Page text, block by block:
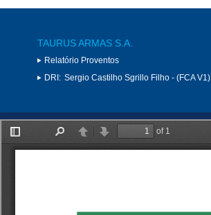
TAURUS ARMAS S.A.
Relatório Proventos
DRI: Sergio Castilho Sgrillo Filho - (FCA V1)